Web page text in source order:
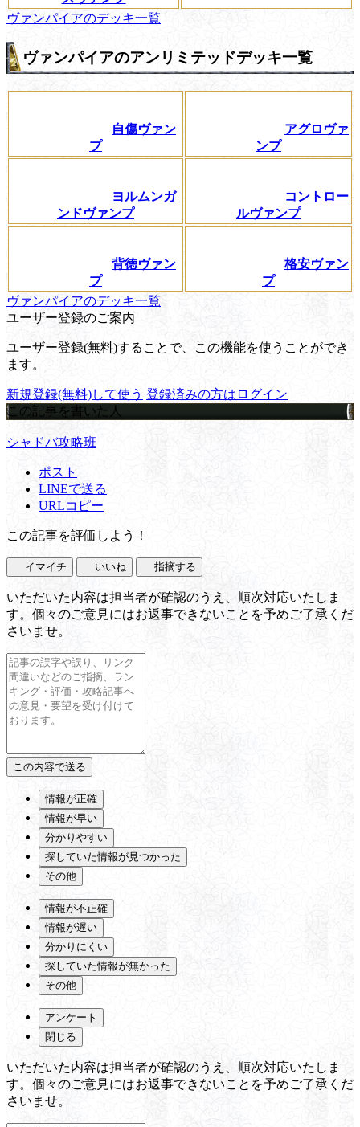
ヴァンパイアのデッキ一覧
ヴァンパイアのアンリミテッドデッキ一覧
自傷ヴァン
プ
アグロヴァ
ンプ
ヨルムンガ
ンドヴァンプ
コントロー
ルヴァンプ
背徳ヴァン
プ
格安ヴァン
プ
ヴァンパイアのデッキ一覧
ユーザー登録のご案内
ユーザー登録(無料)することで、この機能を使うことができ
ます。
新規登録(無料)して使う 登録済みの方はログイン
この記事を書いた人
シャドバ攻略班
ポスト
LINEで送る
URLコピー
この記事を評価しよう！
イマイチ いいね 指摘する
いただいた内容は担当者が確認のうえ、順次対応いたしま
す。個々のご意見にはお返事できないことを予めご了承くだ
さいませ。
情報が正確
情報が早い
分かりやすい
探していた情報が見つかった
その他
情報が不正確
情報が遅い
分かりにくい
探していた情報が無かった
その他
アンケート
閉じる
いただいた内容は担当者が確認のうえ、順次対応いたしま
す。個々のご意見にはお返事できないことを予めご了承くだ
さいませ。